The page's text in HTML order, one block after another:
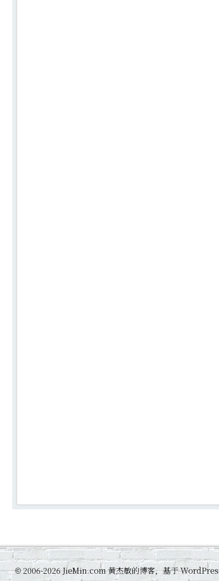
©2006-2026 JieMin.com 黄杰敏的博客，基于